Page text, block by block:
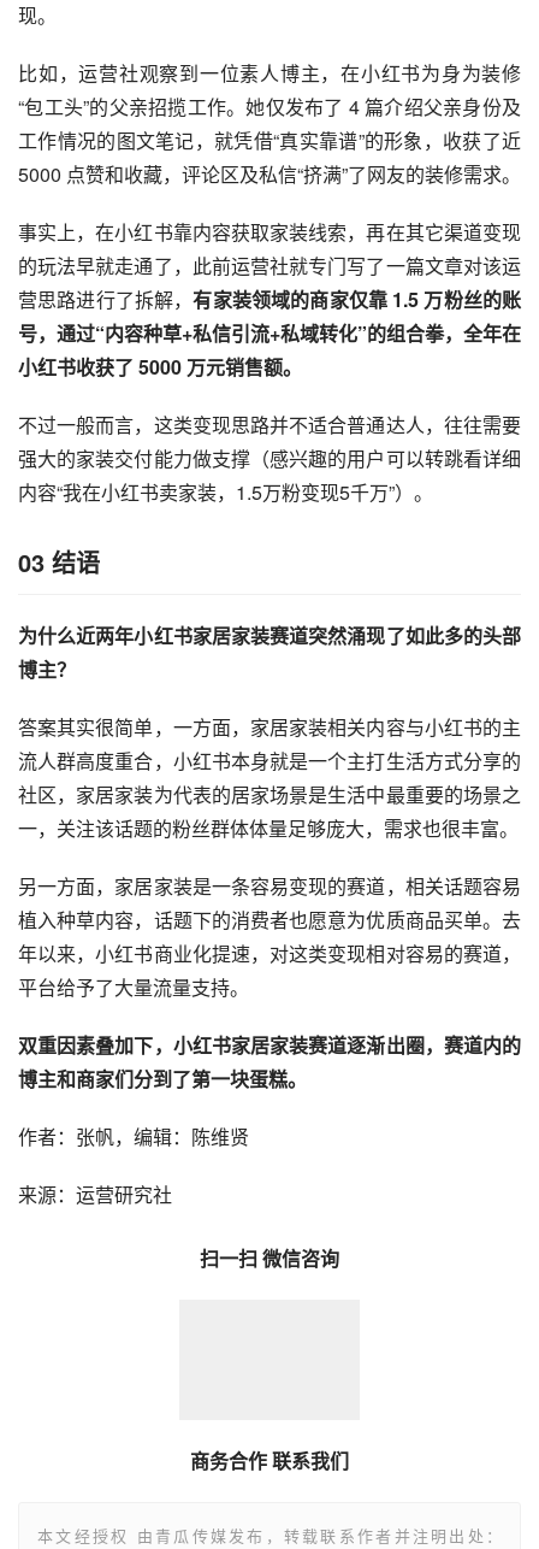
现。
比如，运营社观察到一位素人博主，在小红书为身为装修
“包工头”的父亲招揽工作。她仅发布了 4 篇介绍父亲身份及
工作情况的图文笔记，就凭借“真实靠谱”的形象，收获了近
5000 点赞和收藏，评论区及私信“挤满”了网友的装修需求。
事实上，在小红书靠内容获取家装线索，再在其它渠道变现
的玩法早就走通了，此前运营社就专门写了一篇文章对该运
营思路进行了拆解，有家装领域的商家仅靠 1.5 万粉丝的账
号，通过“内容种草+私信引流+私域转化”的组合拳，全年在
小红书收获了 5000 万元销售额。
不过一般而言，这类变现思路并不适合普通达人，往往需要
强大的家装交付能力做支撑（感兴趣的用户可以转跳看详细
内容“我在小红书卖家装，1.5万粉变现5千万”）。
03 结语
为什么近两年小红书家居家装赛道突然涌现了如此多的头部
博主？
答案其实很简单，一方面，家居家装相关内容与小红书的主
流人群高度重合，小红书本身就是一个主打生活方式分享的
社区，家居家装为代表的居家场景是生活中最重要的场景之
一，关注该话题的粉丝群体体量足够庞大，需求也很丰富。
另一方面，家居家装是一条容易变现的赛道，相关话题容易
植入种草内容，话题下的消费者也愿意为优质商品买单。去
年以来，小红书商业化提速，对这类变现相对容易的赛道，
平台给予了大量流量支持。
双重因素叠加下，小红书家居家装赛道逐渐出圈，赛道内的
博主和商家们分到了第一块蛋糕。
作者：张帆，编辑：陈维贤
来源：运营研究社
扫一扫 微信咨询
商务合作 联系我们
本文经授权 由青瓜传媒发布，转载联系作者并注明出处：